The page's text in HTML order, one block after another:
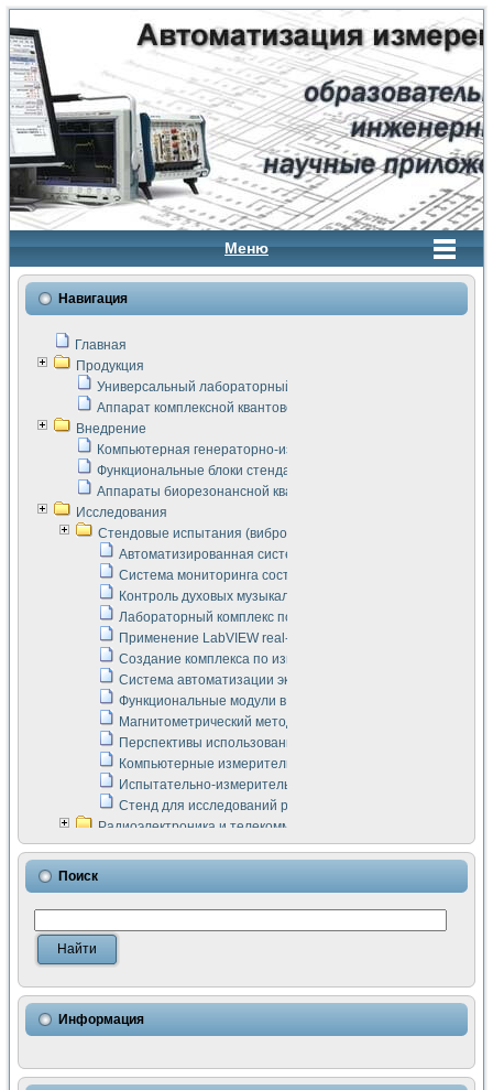
Меню
Навигация
Главная
Продукция
Универсальный лабораторный стенд "Сигнал-USB"
Аппарат комплексной квантовой терапии Интроскан
Внедрение
Компьютерная генераторно-измерительная система
Функциональные блоки стенда "Сигнал-USB"
Аппараты биорезонансной квантовой терапии серии СКАН
Исследования
Стендовые испытания (виброакустика, тензометрия и т.п.)
Автоматизированная система измерения параметров
Система мониторинга состояния тяговых
Контроль духовых музыкальных инструментов
Лабораторный комплекс по исследованию элементной
Применение LabVIEW real-time module для
Создание комплекса по измерению скорости подвижного
Система автоматизации экспериментальных
Функциональные модули в стандарте Nl SCXI для
Магнитометрический метод в дефектоскопии сварных
Перспективы использования машинного зрения в
Компьютерные измерительные системы для
Испытательно-измерительный комплекс аппаратуры для
Стенд для исследований рабочих процессов ДВС в
Радиоэлектроника и телекоммуникации
LabVIEW в расчетах радиолиний систем передачи данных
Аппаратно-программный комплекс для исследования
Виртуальный лабораторный стенд для исследования
Измерение шумовых параметров операционных
Измерительный преобразователь на основе цифровой
Использование NI LabVIEW для математического
Исследовние возможности создания измерителя ВАХ
Математическое моделирование генератора сигналов -
Применение осциллографического модуля с высоким
Поиск
Информация